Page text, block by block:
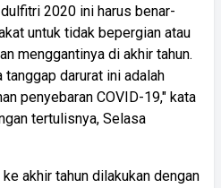
2020 ini harus benar-
untuk tidak bepergian atau
menggantinya di akhir tahun.
darurat ini adalah
penyebaran COVID-19," kata
tertulisnya, Selasa
akhir tahun dilakukan dengan